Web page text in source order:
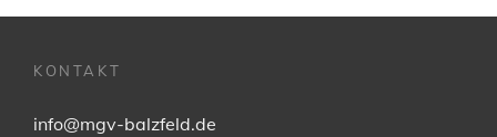
KONTAKT
info@mgv-balzfeld.de